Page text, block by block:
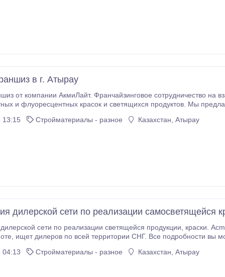
в г. Атырау
от компании АкмиЛайт. Франчайзинговое сотрудничество на
и флуоресцентных красок и светящихся продуктов. Мы
и подробности на сайте компании: http://www.
13:15 Стройматериалы - разное Казахстан, Атырау
дилерской сети по реализации самосветящейся
по реализации светящейся продукции, краски. AcmeLight – компания производитель, светящихся
узнать на сайте:
04:13
Стройматериалы - разное Казахстан, Атырау